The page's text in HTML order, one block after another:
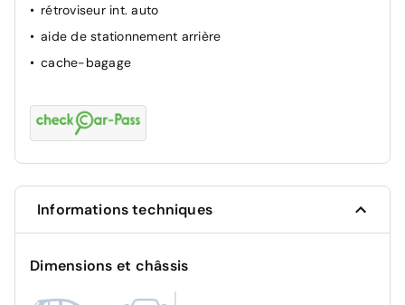
rétroviseur int. auto
aide de stationnement arrière
cache-bagage
Informations techniques
Dimensions et châssis